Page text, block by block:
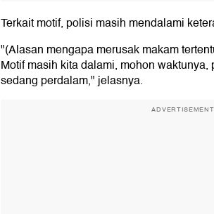
Terkait motif, polisi masih mendalami
"(Alasan mengapa merusak makam
Motif masih kita dalami, mohon
sedang perdalam," jelasnya.
ADVERTISEMENT